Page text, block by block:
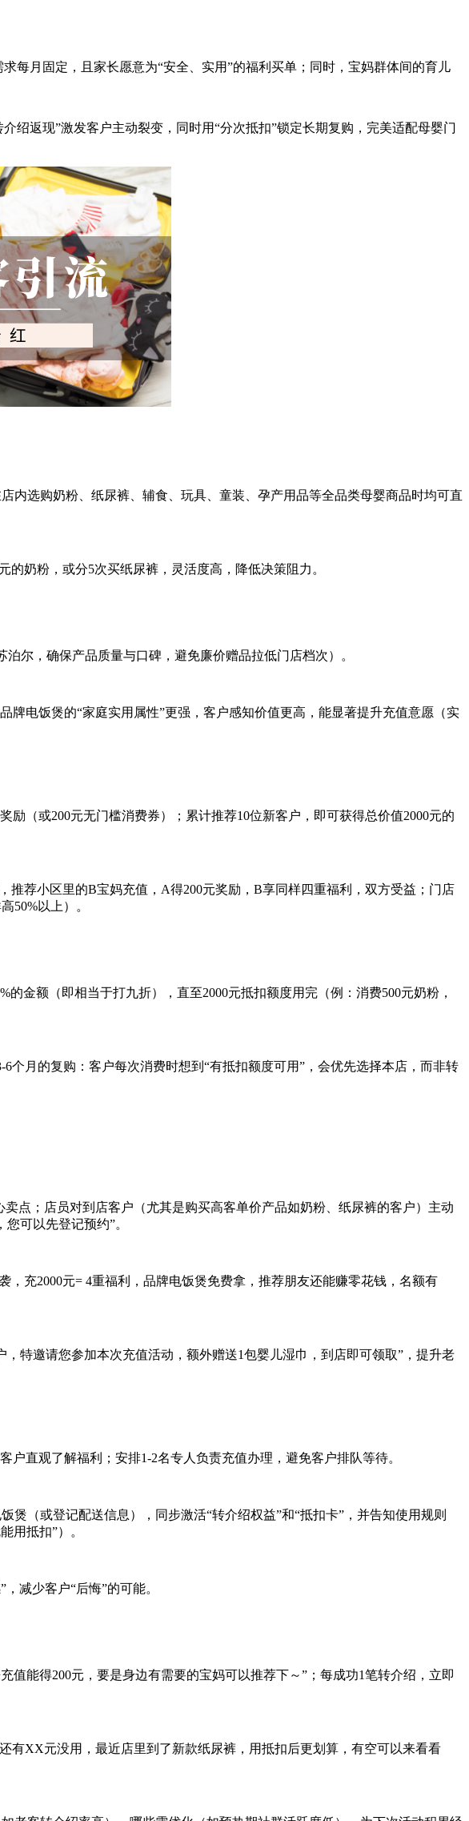
每月固定，且家长愿意为“安全、实用”的福利买单；同时，宝妈群体间的育儿
绍返现”激发客户主动裂变，同时用“分次抵扣”锁定长期复购，完美适配母婴门
内选购奶粉、纸尿裤、辅食、玩具、童装、孕产用品等全品类母婴商品时均可直
奶粉，或分5次买纸尿裤，灵活度高，降低决策阻力。
尔，确保产品质量与口碑，避免廉价赠品拉低门店档次）。
电饭煲的“家庭实用属性”更强，客户感知价值更高，能显著提升充值意愿（实
（或200元无门槛消费券）；累计推荐10位新客户，即可获得总价值2000元的
荐小区里的B宝妈充值，A得200元奖励，B享同样四重福利，双方受益；门店
50%以上）。
金额（即相当于打九折），直至2000元抵扣额度用完（例：消费500元奶粉，
个月的复购：客户每次消费时想到“有抵扣额度可用”，会优先选择本店，而非转
卖点；店员对到店客户（尤其是购买高客单价产品如奶粉、纸尿裤的客户）主动
可以先登记预约”。
充2000元= 4重福利，品牌电饭煲免费拿，推荐朋友还能赚零花钱，名额有
特邀请您参加本次充值活动，额外赠送1包婴儿湿巾，到店即可领取”，提升老
直观了解福利；安排1-2名专人负责充值办理，避免客户排队等待。
（或登记配送信息），同步激活“转介绍权益”和“抵扣卡”，并告知使用规则
用抵扣”）。
减少客户“后悔”的可能。
能得200元，要是身边有需要的宝妈可以推荐下～”；每成功1笔转介绍，立即
有XX元没用，最近店里到了新款纸尿裤，用抵扣后更划算，有空可以来看看